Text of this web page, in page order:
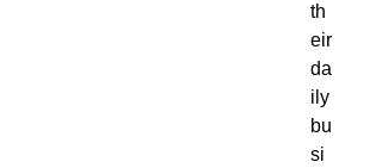
th
eir
da
ily
bu
si